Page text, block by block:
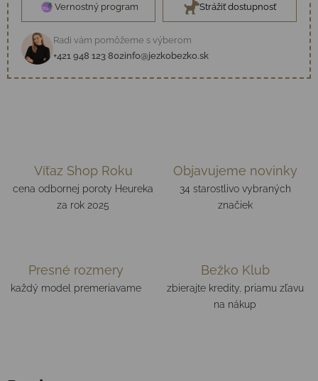
Vernostný program Strážiť dostupnosť
Radi vám pomôžeme s výberom
+421 948 123 802info@jezkobezko.sk
Víťaz Shop Roku
cena odbornej poroty Heureka
za rok 2025
Objavujeme novinky
34 starostlivo vybraných
značiek
Presné rozmery
každý model premeriavame
Bežko Klub
zbierajte kredity, priamu zľavu
na nákup